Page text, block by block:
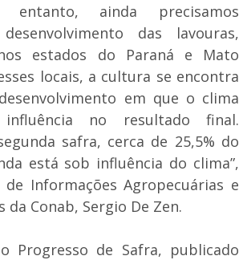
entanto, ainda precisamos
das lavouras,
estados do Paraná e Mato
locais, a cultura se encontra
em que o clima
no resultado final.
safra, cerca de 25,5% do
está sob influência do clima”,
Informações Agropecuárias e
da Conab, Sergio De Zen.
Progresso de Safra, publicado